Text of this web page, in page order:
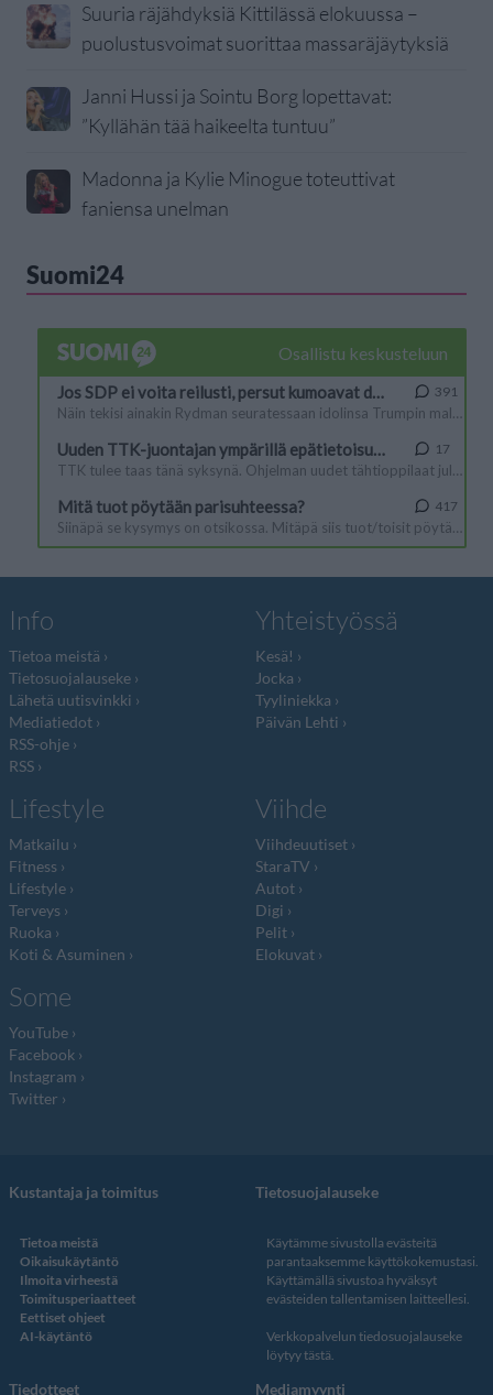
Suuria räjähdyksiä Kittilässä elokuussa –
puolustusvoimat suorittaa massaräjäytyksiä
Janni Hussi ja Sointu Borg lopettavat:
”Kyllähän tää haikeelta tuntuu”
Madonna ja Kylie Minogue toteuttivat
faniensa unelman
Suomi24
Info
Tietoa meistä
Tietosuojalauseke
Lähetä uutisvinkki
Mediatiedot
RSS-ohje
RSS
Yhteistyössä
Kesä!
Jocka
Tyyliniekka
Päivän Lehti
Lifestyle
Matkailu
Fitness
Lifestyle
Terveys
Ruoka
Koti & Asuminen
Viihde
Viihdeuutiset
StaraTV
Autot
Digi
Pelit
Elokuvat
Some
YouTube
Facebook
Instagram
Twitter
Kustantaja ja toimitus
Tietoa meistä
Oikaisukäytäntö
Ilmoita virheestä
Toimitusperiaatteet
Eettiset ohjeet
AI-käytäntö
Tietosuojalauseke
Käytämme sivustolla evästeitä
parantaaksemme käyttökokemustasi.
Käyttämällä sivustoa hyväksyt
evästeiden tallentamisen laitteellesi.
Verkkopalvelun tiedosuojalauseke
löytyy tästä.
Tiedotteet Mediamyynti